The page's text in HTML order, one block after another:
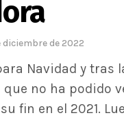
diciembre de 2022
Navidad y tras
no ha podido
fin en el 2021.